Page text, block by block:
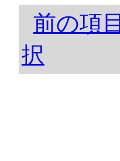
前の項目
択